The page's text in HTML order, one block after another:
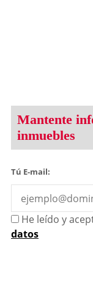
Mantente
inmuebles
Tú E-mail:
He leído y
datos